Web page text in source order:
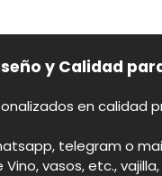
y Calidad
en calidad
telegram o
vasos, etc.,